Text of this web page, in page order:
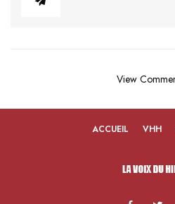
View
ACCUEIL VHH